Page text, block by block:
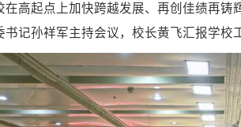
在高起点上加快跨越发展、再创佳绩再
书记孙祥军主持会议，校长黄飞汇报学校